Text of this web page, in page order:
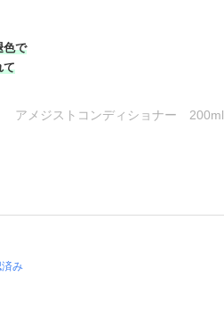
色で
て
アメジストコンディショナー 200ml
み